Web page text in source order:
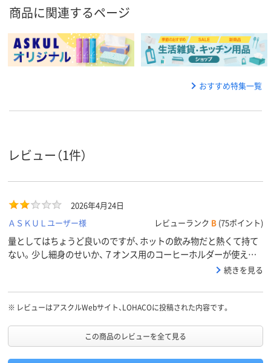
商品に関連するページ
おすすめ特集一覧
レビュー（1件）
2026年4月24日
ＡＳＫＵＬユーザー様
レビューランク B (75ポイント)
量としてはちょうど良いのですが、ホットの飲み物だと熱くて持て
ない。少し細身のせいか、７オンス用のコーヒーホルダーが使えな
続きを見る
※ レビューはアスクルWebサイト、LOHACOに投稿された内容です。
この商品のレビューを全て見る